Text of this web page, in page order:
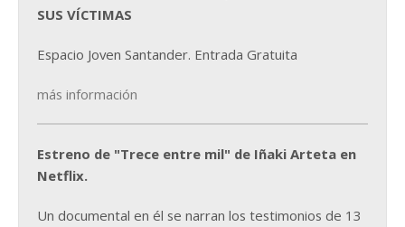
SUS VÍCTIMAS
Espacio Joven Santander. Entrada Gratuita
más información
Estreno de "Trece entre mil" de Iñaki Arteta en
Netflix.
Un documental en él se narran los testimonios de 13